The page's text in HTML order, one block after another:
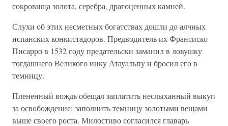
сокровища золота, серебра, драгоценных камней.
Слухи об этих несметных богатствах дошли до алчных
испанских конкистадоров. Предводитель их Франсиско
Писарро в 1532 году предательски заманил в ловушку
тогдашнего Великого инку Атауальпу и бросил его в
темницу.
Плененный вождь обещал заплатить неслыханный выкуп
за освобождение: заполнить темницу золотыми вещами
выше своего роста. Милостиво согласился главарь